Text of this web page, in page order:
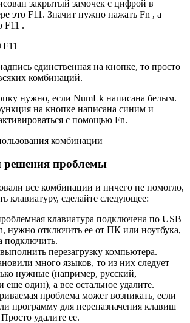
закрытый замочек с цифрой в
это F11. Значит нужно нажать Fn , а
F11 .
единственная на кнопке, то просто
комбинаций.
нужно, если NumLk написана белым.
на кнопке написана синим и
с помощью Fn.
проблемы
все комбинации и ничего не помогло,
клавиатуру, сделайте следующее:
клавиатура подключена по USB
нужно отключить ее от ПК или ноутбука,
подключить.
перезагрузку компьютера.
много языков, то из них следует
нужные (например, русский,
еще один), а все остальное удалите.
проблема может возникать, если
программу для переназначения клавиш
удалите ее.